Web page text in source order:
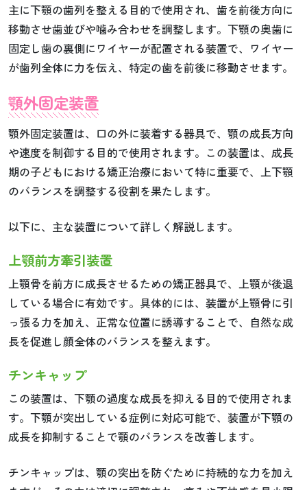
主に下顎の歯列を整える目的で使用され、歯を前後方向に
移動させ歯並びや噛み合わせを調整します。下顎の奥歯に
固定し歯の裏側にワイヤーが配置される装置で、ワイヤー
が歯列全体に力を伝え、特定の歯を前後に移動させます。
顎外固定装置
顎外固定装置は、口の外に装着する器具で、顎の成長方向
や速度を制御する目的で使用されます。この装置は、成長
期の子どもにおける矯正治療において特に重要で、上下顎
のバランスを調整する役割を果たします。
以下に、主な装置について詳しく解説します。
上顎前方牽引装置
上顎骨を前方に成長させるための矯正器具で、上顎が後退
している場合に有効です。具体的には、装置が上顎骨に引
っ張る力を加え、正常な位置に誘導することで、自然な成
長を促進し顔全体のバランスを整えます。
チンキャップ
この装置は、下顎の過度な成長を抑える目的で使用されま
す。下顎が突出している症例に対応可能で、装置が下顎の
成長を抑制することで顎のバランスを改善します。
チンキャップは、顎の突出を防ぐために持続的な力を加え